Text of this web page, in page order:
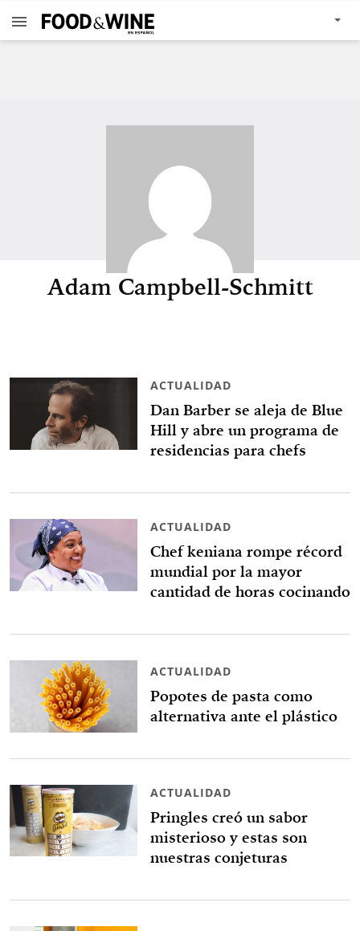
Adam Campbell-Schmitt
ACTUALIDAD
Dan Barber se aleja de Blue
Hill y abre un programa de
residencias para chefs
ACTUALIDAD
Chef keniana rompe récord
mundial por la mayor
cantidad de horas cocinando
ACTUALIDAD
Popotes de pasta como
alternativa ante el plástico
ACTUALIDAD
Pringles creó un sabor
misterioso y estas son
nuestras conjeturas